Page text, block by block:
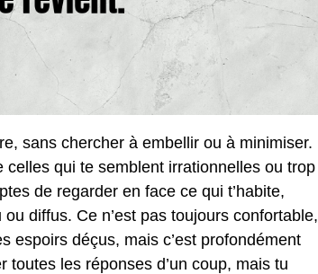
sans chercher à embellir ou à minimiser.
qui te semblent irrationnelles ou trop
de regarder en face ce qui t’habite,
diffus. Ce n’est pas toujours confortable,
espoirs déçus, mais c’est profondément
toutes les réponses d’un coup, mais tu